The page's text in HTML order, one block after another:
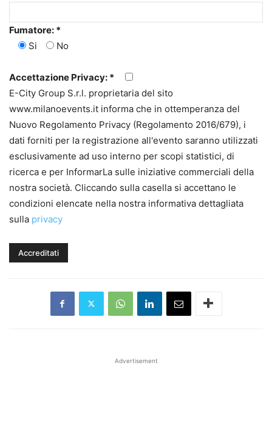
Fumatore: *
Si
No
Accettazione Privacy: *
E-City Group S.r.l. proprietaria del sito
www.milanoevents.it informa che in ottemperanza del
Nuovo Regolamento Privacy (Regolamento 2016/679), i
dati forniti per la registrazione all'evento saranno utilizzati
esclusivamente ad uso interno per scopi statistici, di
ricerca e per InformarLa sulle iniziative commerciali della
nostra società. Cliccando sulla casella si accettano le
condizioni elencate nella nostra informativa dettagliata
sulla privacy
Advertisement